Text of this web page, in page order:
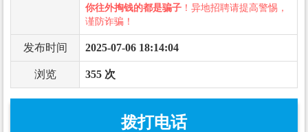
你往外掏钱的都是骗子 ！异地招聘请提高警惕，
谨防诈骗！
发布时间 2025-07-06 18:14:04
浏览 355 次
拨打电话